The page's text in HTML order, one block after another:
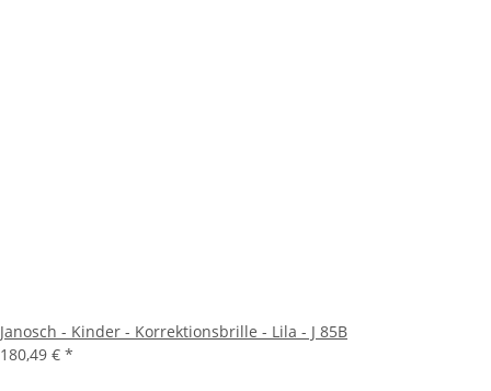
Janosch - Kinder - Korrektionsbrille - Lila - J 85B
180,49 € *